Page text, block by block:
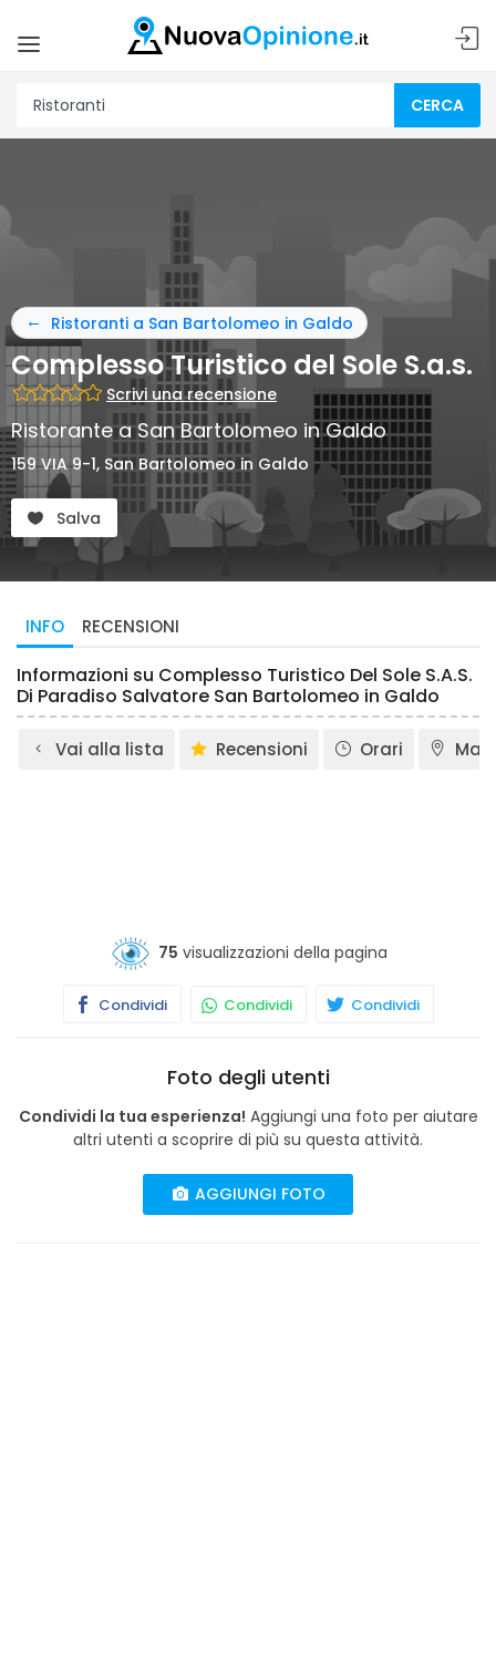
CERCA
Ristoranti a San Bartolomeo in Galdo
Complesso Turistico del Sole S.a.s.
Scrivi una recensione
Ristorante a San Bartolomeo in Galdo
159 VIA 9-1, San Bartolomeo in Galdo
Salva
INFO RECENSIONI
Informazioni su Complesso Turistico Del Sole S.A.S.
Di Paradiso Salvatore San Bartolomeo in Galdo
Vai alla lista Recensioni Orari
75 visualizzazioni della pagina
Condividi Condividi Condividi
Foto degli utenti
Condividi la tua esperienza! Aggiungi una foto per aiutare
altri utenti a scoprire di più su questa attività.
AGGIUNGI FOTO